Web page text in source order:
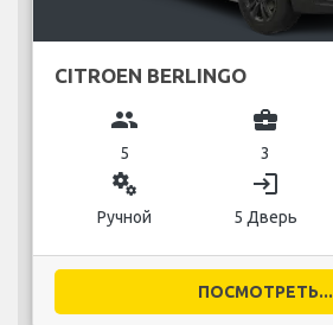
CITROEN BERLINGO
group
5
business_center
3
miscellaneous_services
Ручной
login
5 Дверь
ПОСМОТРЕТЬ...